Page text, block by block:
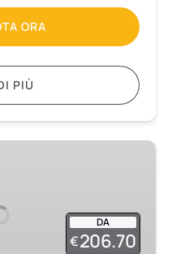
ORA
PIÙ
DA
€206.70